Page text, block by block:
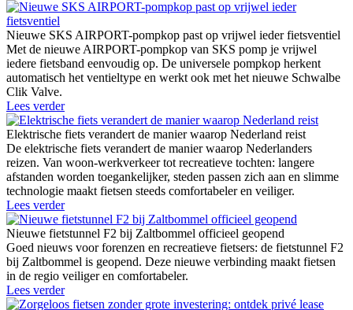
Nieuwe SKS AIRPORT-pompkop past op vrijwel ieder fietsventiel
Met de nieuwe AIRPORT-pompkop van SKS pomp je vrijwel
iedere fietsband eenvoudig op. De universele pompkop herkent
automatisch het ventieltype en werkt ook met het nieuwe Schwalbe
Clik Valve.
Lees verder
Elektrische fiets verandert de manier waarop Nederland reist
De elektrische fiets verandert de manier waarop Nederlanders
reizen. Van woon-werkverkeer tot recreatieve tochten: langere
afstanden worden toegankelijker, steden passen zich aan en slimme
technologie maakt fietsen steeds comfortabeler en veiliger.
Lees verder
Nieuwe fietstunnel F2 bij Zaltbommel officieel geopend
Goed nieuws voor forenzen en recreatieve fietsers: de fietstunnel F2
bij Zaltbommel is geopend. Deze nieuwe verbinding maakt fietsen
in de regio veiliger en comfortabeler.
Lees verder